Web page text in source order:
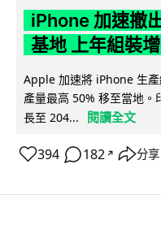
iPhone 加速撤
基地 上年組裝
Apple 加速將 iPhone 生
產量最高 50% 移至當地
長至 204...
閱讀全文
394 182 ↗ 分享